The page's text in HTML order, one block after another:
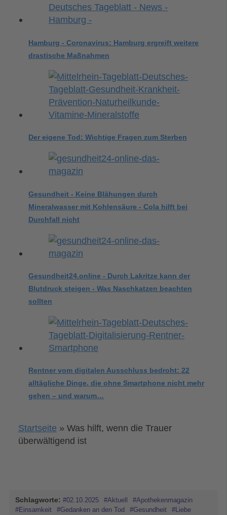
Hamburg - Coronavirus: Hamburg ergreift weitere
drastische Maßnahmen
Der eigene Tod: Wichtige Fragen zum Sterben
Gesundheit - Keine Blähungen durch
Mineralwasser mit Kohlensäure - Cola hilft bei
Durchfall nicht
Gesundheit24.online - Durch Lakritze kann der
Blutdruck steigen - Was Naschkatzen beachten
sollten
Rentner vom digitalen Ausschluss bedroht: 22
alltägliche Dinge, die ohne Smartphone nicht mehr
gehen – und warum…
Startseite »Was hilft, wenn die Trauer
überwältigend ist
Schlagworte: #02.10.2025 #Aktuell
#Apothekenmagazin
#Einsamkeit
#Gedanken an den Tod #Gesundheit
#Liebe